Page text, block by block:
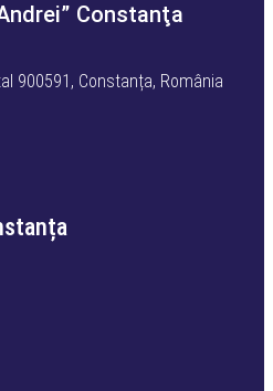
Constanţa
900591, Constanța, România